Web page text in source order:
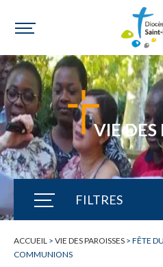
VIE DES
FILTRES
TOUTE L'ACTUALITÉ
ACCUEIL > VIE DES PAROISSES > FÊTE
COMMUNIONS